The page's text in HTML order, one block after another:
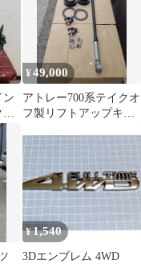
み
¥49,000
アトレー700系テイクオ
フ製リフトアップキッ
¥1,540
3Dエンブレム 4WD